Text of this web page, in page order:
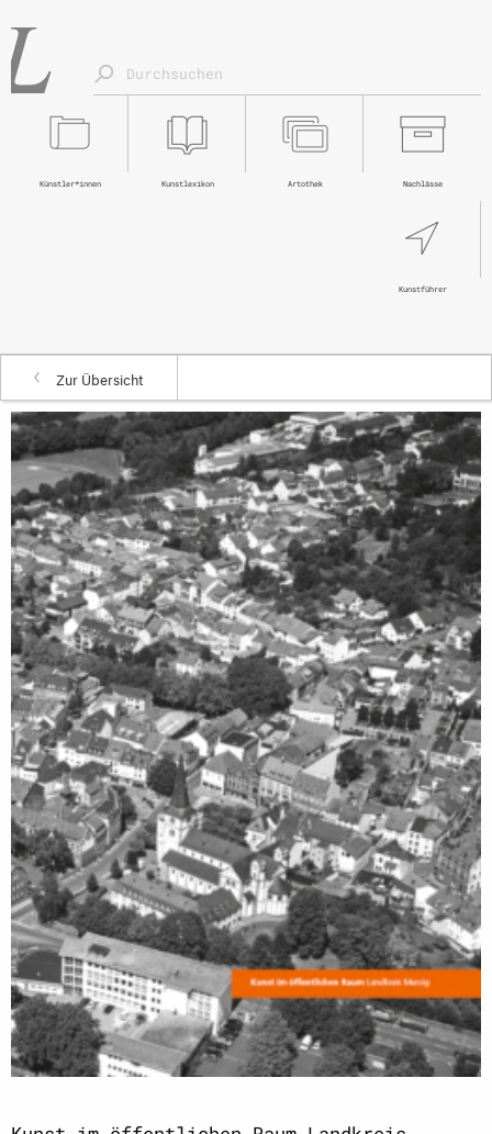
Nachlässe
Artothek
Kunstlexikon
Künstler*innen
Kunstführer
Zur Übersicht